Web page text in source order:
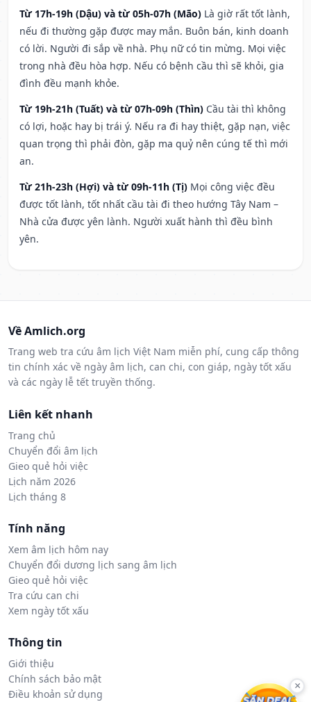
Từ 17h-19h (Dậu) và từ 05h-07h (Mão) Là giờ rất tốt lành,
nếu đi thường gặp được may mắn. Buôn bán, kinh doanh
có lời. Người đi sắp về nhà. Phụ nữ có tin mừng. Mọi việc
trong nhà đều hòa hợp. Nếu có bệnh cầu thì sẽ khỏi, gia
đình đều mạnh khỏe.
Từ 19h-21h (Tuất) và từ 07h-09h (Thìn) Cầu tài thì không
có lợi, hoặc hay bị trái ý. Nếu ra đi hay thiệt, gặp nạn, việc
quan trọng thì phải đòn, gặp ma quỷ nên cúng tế thì mới
an.
Từ 21h-23h (Hợi) và từ 09h-11h (Tị) Mọi công việc đều
được tốt lành, tốt nhất cầu tài đi theo hướng Tây Nam –
Nhà cửa được yên lành. Người xuất hành thì đều bình
yên.
Về Amlich.org
Trang web tra cứu âm lịch Việt Nam miễn phí, cung cấp thông
tin chính xác về ngày âm lịch, can chi, con giáp, ngày tốt xấu
và các ngày lễ tết truyền thống.
Liên kết nhanh
Trang chủ
Chuyển đổi âm lịch
Gieo quẻ hỏi việc
Lịch năm 2026
Lịch tháng 8
Tính năng
Xem âm lịch hôm nay
Chuyển đổi dương lịch sang âm lịch
Gieo quẻ hỏi việc
Tra cứu can chi
Xem ngày tốt xấu
Thông tin
Giới thiệu
Chính sách bảo mật
Điều khoản sử dụng
×